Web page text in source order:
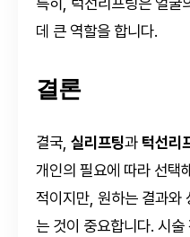
데 큰 역할을 합니다.
결론
결국, 실리프팅과 턱선리
개인의 필요에 따라 선택
적이지만, 원하는 결과와
는 것이 중요합니다. 시